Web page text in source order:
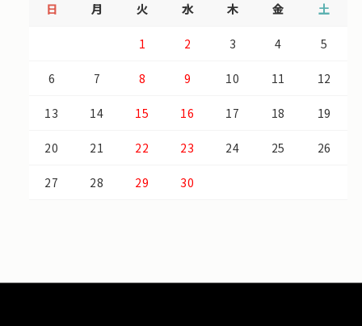
日 月 火 水 木 金 土
1 2 3 4 5
6 7 8 9 10 11 12
13 14 15 16 17 18 19
20 21 22 23 24 25 26
27 28 29 30